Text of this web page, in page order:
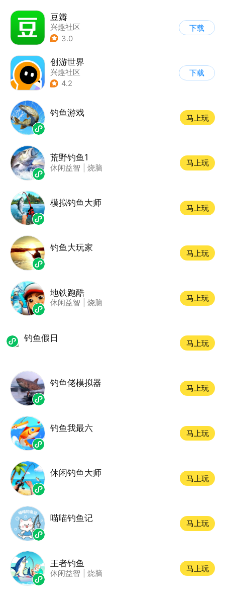
豆瓣
兴趣社区
3.0
下载
创游世界
兴趣社区
4.2
下载
钓鱼游戏
马上玩
荒野钓鱼1
休闲益智 烧脑
马上玩
模拟钓鱼大师
马上玩
钓鱼大玩家
马上玩
地铁跑酷
休闲益智 烧脑
马上玩
钓鱼假日
马上玩
钓鱼佬模拟器
马上玩
钓鱼我最六
马上玩
休闲钓鱼大师
马上玩
喵喵钓鱼记
马上玩
王者钓鱼
休闲益智 烧脑
马上玩